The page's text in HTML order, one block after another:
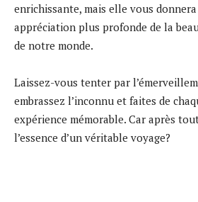
enrichissante, mais elle vous
appréciation plus profonde de la
de notre monde.
Laissez-vous tenter par
embrassez l’inconnu et faites de
expérience mémorable. Car après
l’essence d’un véritable voyage?